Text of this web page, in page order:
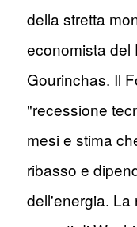
della stretta
economista del
Gourinchas. Il
"recessione
mesi e stima
ribasso e
dell'energia. La